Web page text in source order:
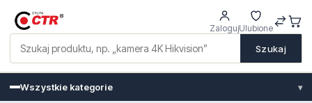
Szukaj
ZalogujUlubione
Wszystkie kategorie ▾